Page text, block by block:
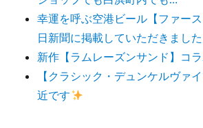
幸運を呼ぶ空港ビール【ファー
日新聞に掲載していただきました
新作【ラムレーズンサンド】コ
【クラシック・デュンケルヴァ
近です